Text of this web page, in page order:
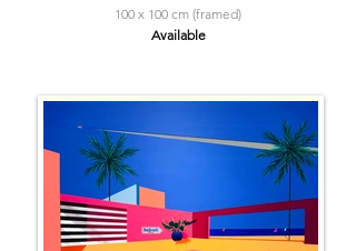
100 x 100 cm (framed)
Available